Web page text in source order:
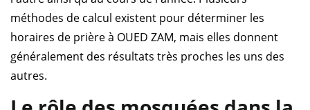
méthodes de calcul existent pour déterminer les
horaires de prière à OUED ZAM, mais elles donnent
généralement des résultats très proches les uns des
autres.